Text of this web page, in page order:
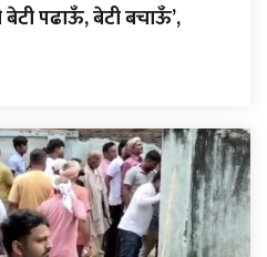
बेटी पढाऊँ, बेटी बचाऊँ’,